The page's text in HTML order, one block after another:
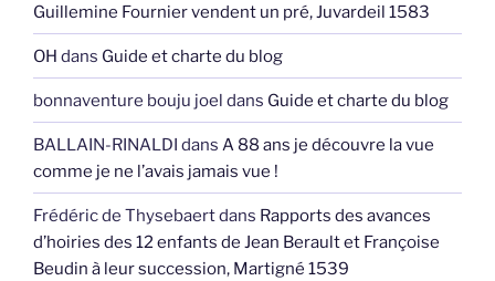
Guillemine Fournier vendent un pré, Juvardeil 1583
OH dans Guide et charte du blog
bonnaventure bouju joel dans Guide et charte du blog
BALLAIN-RINALDI dans A 88 ans je découvre la vue
comme je ne l’avais jamais vue !
Frédéric de Thysebaertdans Rapports des avances
d’hoiries des 12 enfants de Jean Berault et Françoise
Beudin à leur succession, Martigné 1539